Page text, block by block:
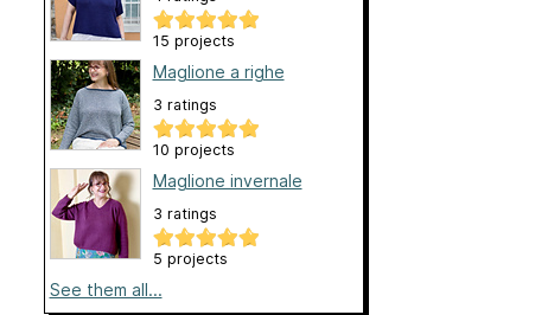
15 projects
Maglione a righe
3 ratings
10 projects
Maglione invernale
3 ratings
5 projects
See them all...